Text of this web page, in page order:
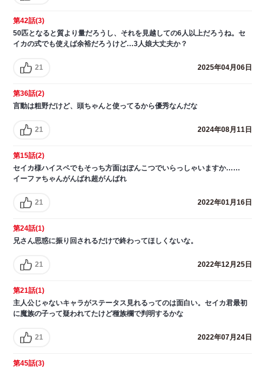
第42話(3)
50匹となると質より量だろうし、それを見越しての6人以上だろうね。セ
イカの式でも使えば余裕だろうけど…3人娘大丈夫か？
21 2025年04月06日
第36話(2)
言動は粗野だけど、頭ちゃんと使ってるから優秀なんだな
21 2024年08月11日
第15話(2)
セイカ様ハイスペでもそっち方面はぽんこつでいらっしゃいますか……
イーファちゃんがんばれ超がんばれ
21 2022年01月16日
第24話(1)
兄さん思惑に振り回されるだけで終わってほしくないな。
21 2022年12月25日
第21話(1)
主人公じゃないキャラがステータス見れるってのは面白い。セイカ君最初
に魔族の子って疑われてたけど種族欄で判明するかな
21 2022年07月24日
第45話(3)